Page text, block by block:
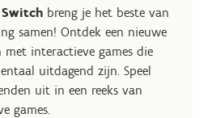
breng je het beste van
samen! Ontdek een nieuwe
met interactieve games die
uitdagend zijn. Speel
uit in een reeks van
games.